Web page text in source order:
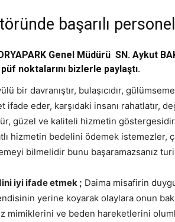
başarılı
Genel Müdürü SN. Aykut
noktalarını bizlerle paylaştı.
bir davranıştır, bulaşıcıdır,
ifade eder, karşıdaki insanı rahatlatır,
güzel ve kaliteli hizmetin
hizmetin bedelini ödemek istemezler,
bilmelidir bunu başaramazsanız
iyi ifade etmek ; Daima misafirin
yerine koyarak olaylara onun
mimiklerini ve beden hareketlerini